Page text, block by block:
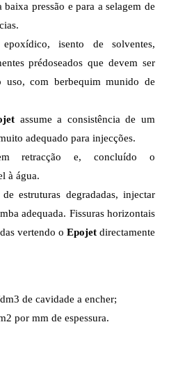
pressão e para a selagem de
isento de solventes,
prédoseados que devem ser
uso, com berbequim munido de
assume a consistência de um
adequado para injecções.
retracção e, concluído o
à água.
estruturas degradadas, injectar
adequada. Fissuras horizontais
vertendo o Epojetdirectamente
de cavidade a encher;
por mm de espessura.